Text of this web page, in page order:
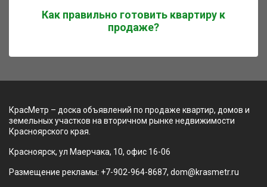
Как правильно готовить квартиру к
продаже?
КрасМетр – доска объявлений по продаже квартир, домов и
земельных участков на вторичном рынке недвижимости
Красноярского края.
Красноярск, ул Маерчака, 10, офис 16-06
Размещение рекламы: +7-902-964-8687, dom@krasmetr.ru